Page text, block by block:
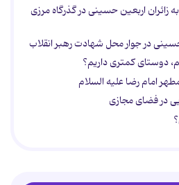
اربعین حسینی در گذرگاه مرزی
در جوار محل شهادت رهبر انقلاب
دوستای کمتری داریم؟
امام رضا علیه السلام
در فضای مجازی